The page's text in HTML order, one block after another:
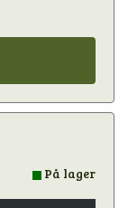
På lager